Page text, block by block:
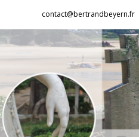
contenu
contact@bertrandbeyern.fr